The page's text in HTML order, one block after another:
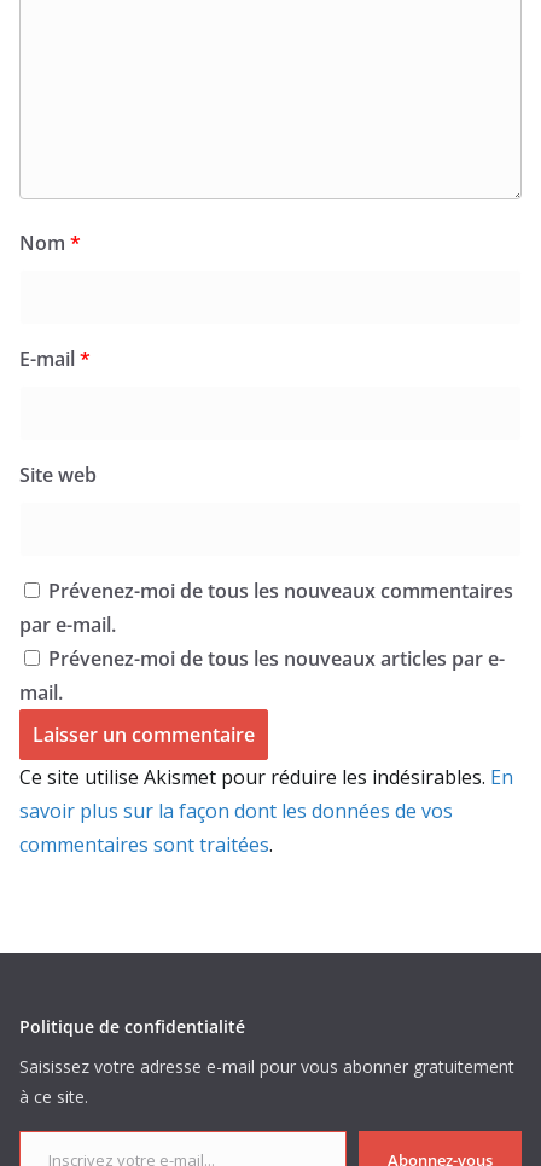
Nom *
E-mail*
Site web
Prévenez-moi de tous les nouveaux commentaires
par e-mail.
Prévenez-moi de tous les nouveaux articles par e-
mail.
Ce site utilise Akismet pour réduire les indésirables. En
savoir plus sur la façon dont les données de vos
commentaires sont traitées.
Politique de confidentialité
Saisissez votre adresse e-mail pour vous abonner gratuitement
à ce site.
Inscrivez votre e-mail...
Abonnez-vous